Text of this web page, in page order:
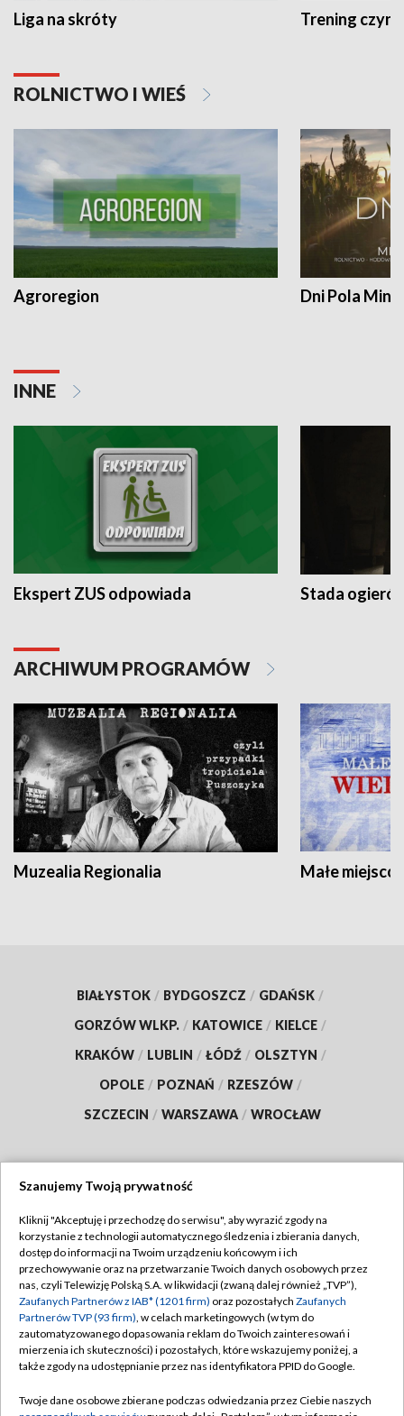
Liga na skróty Trening czyni
ROLNICTWO I WIEŚ
Agroregion Dni Pola
INNE
Ekspert ZUS odpowiada Stada
ARCHIWUM PROGRAMÓW
Muzealia Regionalia Małe
BIAŁYSTOK / BYDGOSZCZ / GDAŃSK /
GORZÓW WLKP. / KATOWICE / KIELCE /
KRAKÓW / LUBLIN / ŁÓDŹ / OLSZTYN /
OPOLE / POZNAŃ / RZESZÓW /
SZCZECIN / WARSZAWA / WROCŁAW
TVP
Abonament TVP
Emisja w TVP
Centrum informacji TVP
Naziemna Telewizja Cyfrowa
Regulamin TVP
Polityka prywatności
Moje zgody
Pomoc
Szanujemy Twoją prywatność
Kliknij "Akceptuję i przechodzę do serwisu", aby wyrazić zgody na
korzystanie z technologii automatycznego śledzenia i zbierania danych,
dostęp do informacji na Twoim urządzeniu końcowym i ich
przechowywanie oraz na przetwarzanie Twoich danych osobowych przez
nas, czyli Telewizję Polską S.A. w likwidacji (zwaną dalej również „TVP”),
Zaufanych Partnerów z IAB* (1201 firm) oraz pozostałych Zaufanych
Partnerów TVP (93 firm), w celach marketingowych (w tym do
zautomatyzowanego dopasowania reklam do Twoich zainteresowań i
mierzenia ich skuteczności) i pozostałych, które wskazujemy poniżej, a
także zgody na udostępnianie przez nas identyfikatora PPID do Google.
Twoje dane osobowe zbierane podczas odwiedzania przez Ciebie naszych